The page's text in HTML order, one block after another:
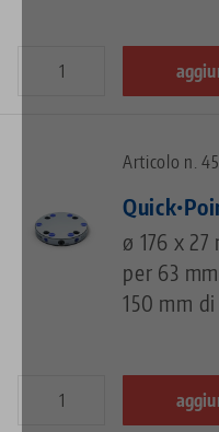
Articolo n.
ø 176 x
per 63
150 mm